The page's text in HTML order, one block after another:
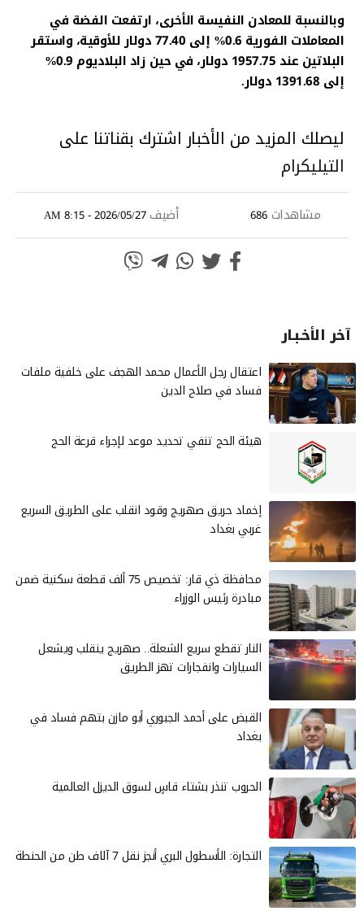
وبالنسبة للمعادن النفيسة الأخرى، ارتفعت الفضة في
المعاملات الفورية 0.6% إلى 77.40 دولار للأوقية، واستقر
البلاتين عند 1957.75 دولار، في حين زاد البلاديوم 0.9%
إلى 1391.68 دولار.
ليصلك المزيد من الأخبار اشترك بقناتنا على
التيليكرام
مشاهدات 686 أضيف2026/05/27 - 8:15 AM
آخر الأخـبـار
‏اعتقال رجل الأعمال محمد الهجف على خلفية ملفات
فساد في صلاح الدين
هيئة الحج تنفي تحديد موعد لإجراء قرعة الحج
إخماد حريق صهريج وقود انقلب على الطريق السريع
غربي بغداد
محافظة ذي قار: تخصيص 75 ألف قطعة سكنية ضمن
مبادرة رئيس الوزراء
النار تقطع سريع الشعلة.. صهريج ينقلب ويشعل
السيارات وانفجارات تهز الطريق
القبض على أحمد الجبوري أبو مازن بتهم فساد في
بغداد
الحروب تنذر بشتاء قاسٍ لسوق الديزل العالمية
التجارة: الأسطول البري أنجز نقل 7 آلاف طن من الحنطة